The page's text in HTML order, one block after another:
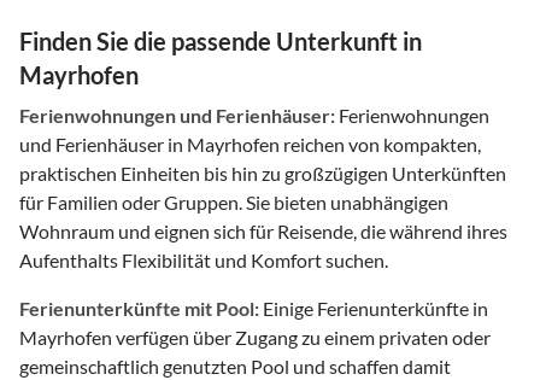
Finden Sie die passende Unterkunft in
Mayrhofen
Ferienwohnungen und Ferienhäuser: Ferienwohnungen
und Ferienhäuser in Mayrhofen reichen von kompakten,
praktischen Einheiten bis hin zu großzügigen Unterkünften
für Familien oder Gruppen. Sie bieten unabhängigen
Wohnraum und eignen sich für Reisende, die während ihres
Aufenthalts Flexibilität und Komfort suchen.
Ferienunterkünfte mit Pool: Einige Ferienunterkünfte in
Mayrhofen verfügen über Zugang zu einem privaten oder
gemeinschaftlich genutzten Pool und schaffen damit